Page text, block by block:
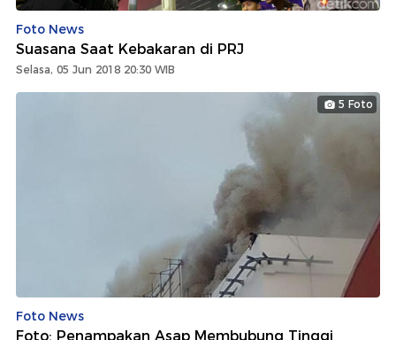
Foto News
Suasana Saat Kebakaran di PRJ
Selasa, 05 Jun 2018 20:30 WIB
5 Foto
Foto News
Foto: Penampakan Asap Membubung Tinggi